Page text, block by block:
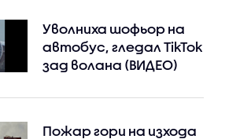
Уволниха шофьор на
автобус, гледал TikTok
зад волана (ВИДЕО)
Пожар гори на изхода